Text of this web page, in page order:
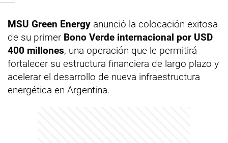
MSU Green Energy anunció la colocación exitosa
de su primer Bono Verde internacional por USD
400 millones, una operación que le permitirá
fortalecer su estructura financiera de largo plazo y
acelerar el desarrollo de nueva infraestructura
energética en Argentina.